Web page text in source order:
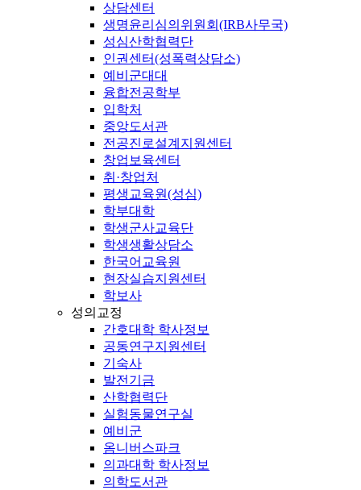
상담센터
생명윤리심의위원회(IRB사무국)
성심산학협력단
인권센터(성폭력상담소)
예비군대대
융합전공학부
입학처
중앙도서관
전공진로설계지원센터
창업보육센터
취·창업처
평생교육원(성심)
학부대학
학생군사교육단
학생생활상담소
한국어교육원
현장실습지원센터
학보사
성의교정
간호대학 학사정보
공동연구지원센터
기숙사
발전기금
산학협력단
실험동물연구실
예비군
옴니버스파크
의과대학 학사정보
의학도서관